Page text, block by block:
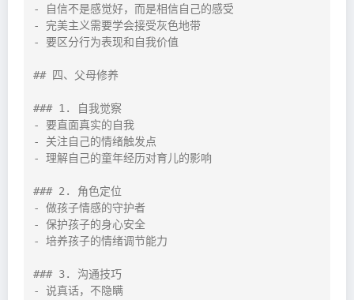
- 自信不是感觉好，而是相信自己的感受
- 完美主义需要学会接受灰色地带
- 要区分行为表现和自我价值
## 四、父母修养
### 1. 自我觉察
- 要直面真实的自我
- 关注自己的情绪触发点
- 理解自己的童年经历对育儿的影响
### 2. 角色定位
- 做孩子情感的守护者
- 保护孩子的身心安全
- 培养孩子的情绪调节能力
### 3. 沟通技巧
- 说真话，不隐瞒